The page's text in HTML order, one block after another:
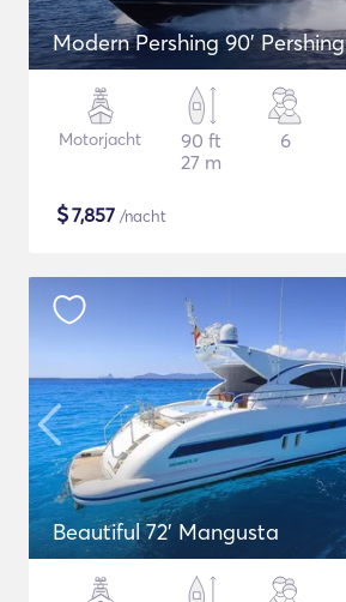
Modern Pershing 90' Pershing
Motorjacht
90 ft
27 m
6
$7,857 /nacht
Beautiful 72' Mangusta